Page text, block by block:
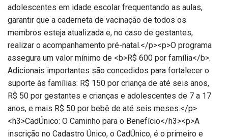
adolescentes em idade escolar frequentando as aulas,
garantir que a caderneta de vacinação de todos os
membros esteja atualizada e, no caso de gestantes,
realizar o acompanhamento pré-natal.</p><p>O programa
assegura um valor mínimo de <b>R$ 600 por família</b>.
Adicionais importantes são concedidos para fortalecer o
suporte às famílias: R$ 150 por criança de até seis anos,
R$ 50 por gestantes e crianças e adolescentes de 7 a 17
anos, e mais R$ 50 por bebê de até seis meses.</p>
<h3>CadÚnico: O Caminho para o Benefício</h3><p>A
inscrição no Cadastro Único, o CadÚnico, é o primeiro e